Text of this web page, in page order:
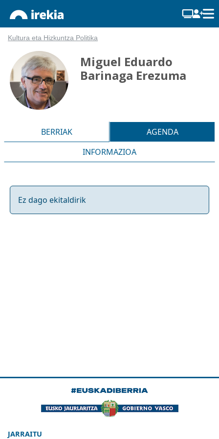
Kultura eta Hizkuntza Politika
Miguel Eduardo
Barinaga Erezuma
BERRIAK
AGENDA
INFORMAZIOA
Ez dago ekitaldirik
JARRAITU